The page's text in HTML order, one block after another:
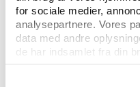
for sociale medier,
analysepartnere. Vores
data med andre
de har indsamlet fra din
videre tiltale i
fratrådte vicepræsent
blandt andet: "Der er